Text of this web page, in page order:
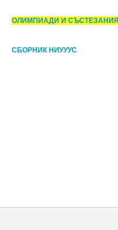
ОЛИМПИАДИ И СЪСТЕЗАНИЯ
СБОРНИК НИУУУС